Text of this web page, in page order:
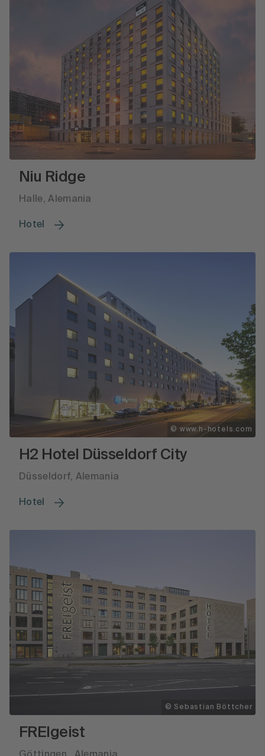
Niu Ridge
Halle, Alemania
Hotel
© www.h-hotels.com
H2 Hotel Düsseldorf City
Düsseldorf, Alemania
Hotel
© Sebastian Böttcher
FREIgeist